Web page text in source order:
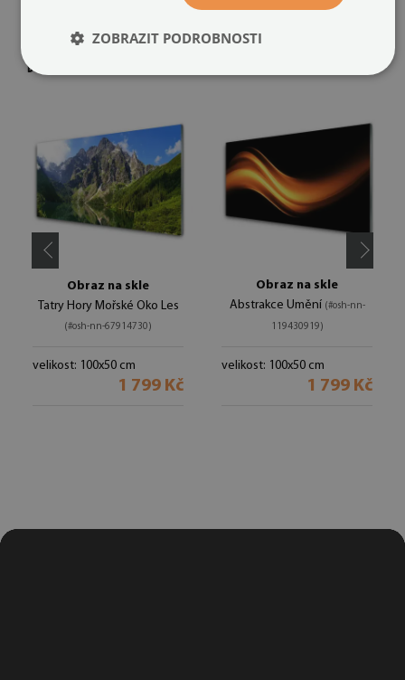
DOPORUČENÉ PRODUKTY
Obraz na skle
Tatry Hory Mořské Oko Les
(#osh-nn-67914730)
velikost: 100x50 cm
1 799 Kč
Obraz na skle
Abstrakce Umění (#osh-nn-
119430919)
velikost: 100x50 cm
1 799 Kč
ZOBRAZIT PODROBNOSTI